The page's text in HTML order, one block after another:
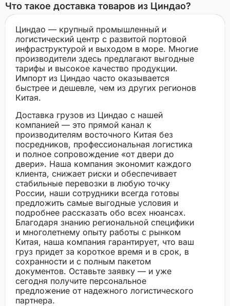
Что такое доставка товаров из Циндао?
Циндао — крупный промышленный и
логистический центр с развитой портовой
инфраструктурой и выходом в море. Многие
производители здесь предлагают выгодные
тарифы и высокое качество продукции.
Импорт из Циндао часто оказывается
быстрее и дешевле, чем из других регионов
Китая.
Доставка грузов из Циндао с нашей
компанией — это прямой канал к
производителям восточного Китая без
посредников, профессиональная логистика
и полное сопровождение «от двери до
двери». Наша компания экономит каждого
клиента, снижает риски и обеспечивает
стабильные перевозки в любую точку
России, наши сотрудники всегда готовы
предложить самые выгодные условия и
подробнее рассказать обо всех нюансах.
Благодаря знанию региональной специфики
и многолетнему опыту работы с рынком
Китая, наша компания гарантирует, что ваш
груз придет за короткое время и в срок, в
сохранности и с полным пакетом
документов. Оставьте заявку — и уже
сегодня получите персональное
предложение от надежного логистического
партнера.